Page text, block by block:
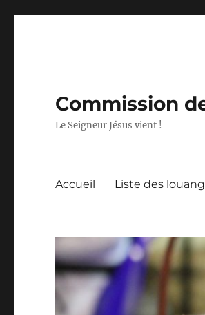
Commission
Le Seigneur Jésus vient !
Accueil Liste des